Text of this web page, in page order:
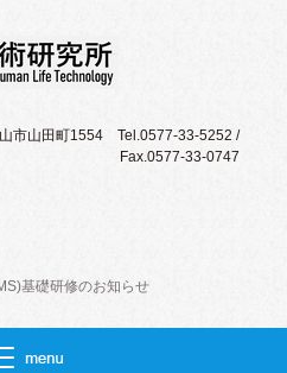
市山田町1554 Tel.0577-33-5252 /
Fax.0577-33-0747
基礎研修のお知らせ